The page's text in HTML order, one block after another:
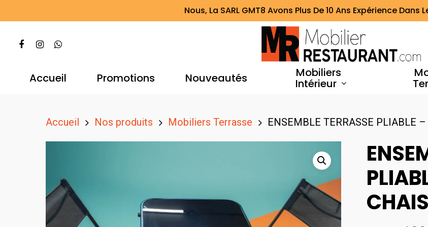
Nous, La SARL GMT8 Avons Plus De 10 Ans Expérience Dans
Accueil Promotions Nouveautés Mobiliers
Intérieur
Accueil Nos produits Mobiliers Terrasse ENSEMBLE TERRASSE PLIABLE